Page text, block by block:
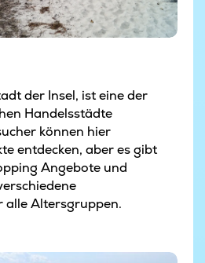
der Insel, ist eine der
Handelsstädte
können hier
entdecken, aber es gibt
Angebote und
alle Altersgruppen.